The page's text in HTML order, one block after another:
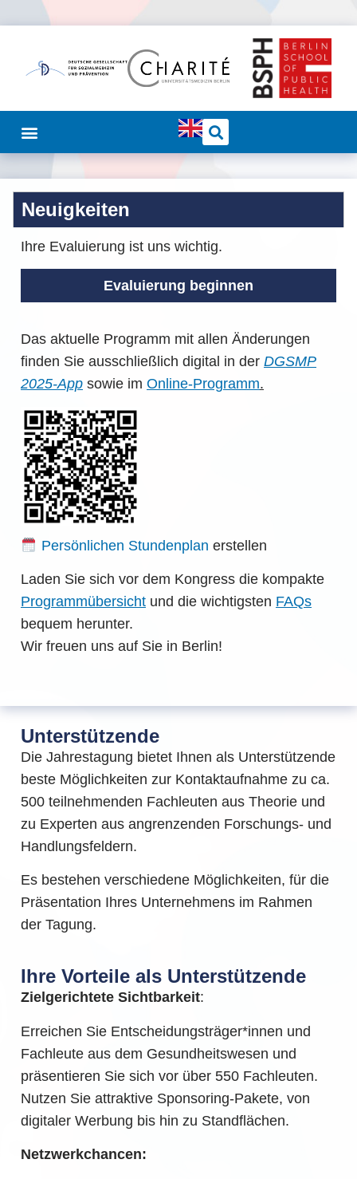
Unterstützende
Die Jahrestagung bietet Ihnen als Unterstützende
beste Möglichkeiten zur Kontaktaufnahme zu ca.
500 teilnehmenden Fachleuten aus Theorie und
zu Experten aus angrenzenden Forschungs- und
Handlungsfeldern.
Es bestehen verschiedene Möglichkeiten, für die
Präsentation Ihres Unternehmens im Rahmen
der Tagung.
Ihre Vorteile als Unterstützende
Zielgerichtete Sichtbarkeit:
Erreichen Sie Entscheidungsträger*innen und
Fachleute aus dem Gesundheitswesen und
präsentieren Sie sich vor über 550 Fachleuten.
Nutzen Sie attraktive Sponsoring-Pakete, von
digitaler Werbung bis hin zu Standflächen.
Netzwerkchancen:
Neuigkeiten
Ihre Evaluierung ist uns wichtig.
Evaluierung beginnen
Das aktuelle Programm mit allen Änderungen
finden Sie ausschließlich digital in der DGSMP
2025-App sowie im Online-Programm.
Persönlichen Stundenplan erstellen
Laden Sie sich vor dem Kongress die kompakte
Programmübersicht und die wichtigsten FAQs
bequem herunter.
Wir freuen uns auf Sie in Berlin!